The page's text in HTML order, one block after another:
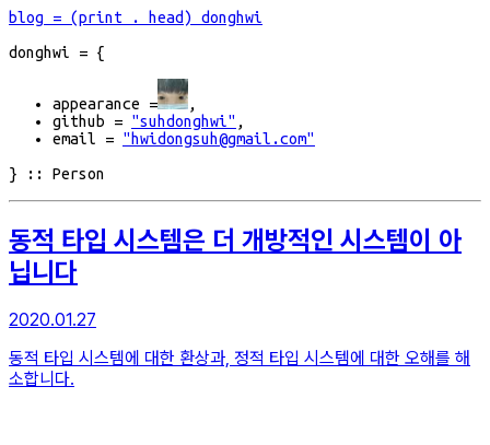
blog = (print . head) donghwi
donghwi = {
appearance =
,
github = "suhdonghwi" ,
email = "hwidongsuh@gmail.com"
}
:: Person
동적 타입 시스템은 더 개방적인 시스템이 아
닙니다
2020.01.27
동적 타입 시스템에 대한 환상과, 정적 타입 시스템에 대한 오해를 해
소합니다.